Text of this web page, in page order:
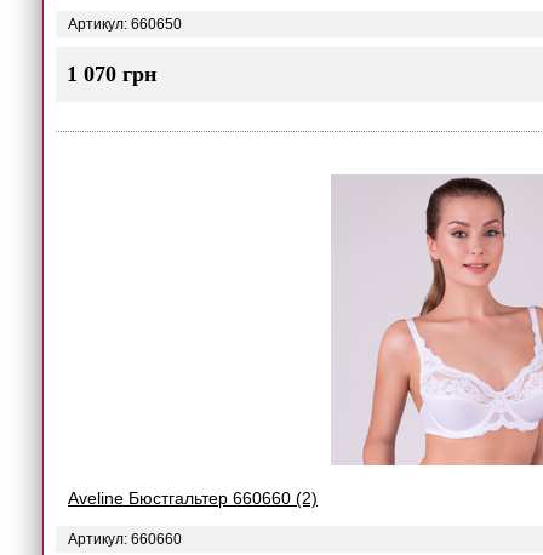
Артикул: 660650
1 070 грн
Aveline Бюстгальтер 660660 (2)
Артикул: 660660